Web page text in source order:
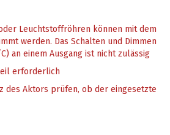
Leuchtstoffröhren können mit dem
werden. Das Schalten und Dimmen
an einem Ausgang ist nicht zulässig
erforderlich
des Aktors prüfen, ob der eingesetzte